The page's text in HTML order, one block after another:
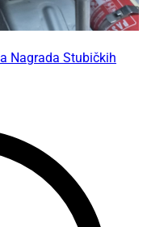
Nagrada Stubičkih